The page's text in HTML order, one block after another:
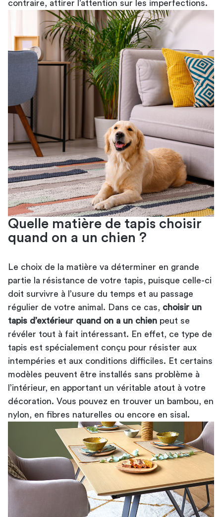
contraire, attirer l’attention sur les imperfections.
Quelle matière de tapis choisir
quand on a un chien ?
Le choix de la matière va déterminer en grande
partie la résistance de votre tapis, puisque celle-ci
doit survivre à l’usure du temps et au passage
régulier de votre animal. Dans ce cas, choisir un
tapis d’extérieur quand on a un chien peut se
révéler tout à fait intéressant. En effet, ce type de
tapis est spécialement conçu pour résister aux
intempéries et aux conditions difficiles. Et certains
modèles peuvent être installés sans problème à
l’intérieur, en apportant un véritable atout à votre
décoration. Vous pouvez en trouver un bambou, en
nylon, en fibres naturelles ou encore en sisal.